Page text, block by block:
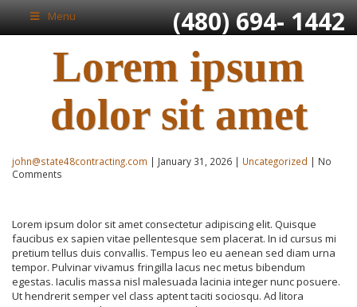
(480) 694- 1442
Menu
Lorem ipsum
dolor sit amet
john@state48contracting.com | January 31, 2026 | Uncategorized | No
Comments
Lorem ipsum dolor sit amet consectetur adipiscing elit. Quisque
faucibus ex sapien vitae pellentesque sem placerat. In id cursus mi
pretium tellus duis convallis. Tempus leo eu aenean sed diam urna
tempor. Pulvinar vivamus fringilla lacus nec metus bibendum
egestas. Iaculis massa nisl malesuada lacinia integer nunc posuere.
Ut hendrerit semper vel class aptent taciti sociosqu. Ad litora